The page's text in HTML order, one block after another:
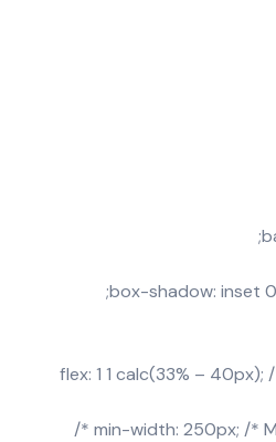
box-shadow: inset
flex: 1 1 calc(33% –
min-width: 250px; /*